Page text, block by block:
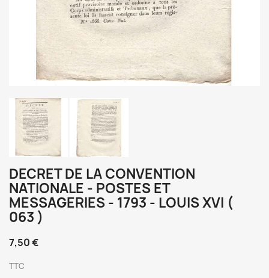
DECRET DE LA CONVENTION
NATIONALE - POSTES ET
MESSAGERIES - 1793 - LOUIS XVI (
063 )
7,50 €
TTC